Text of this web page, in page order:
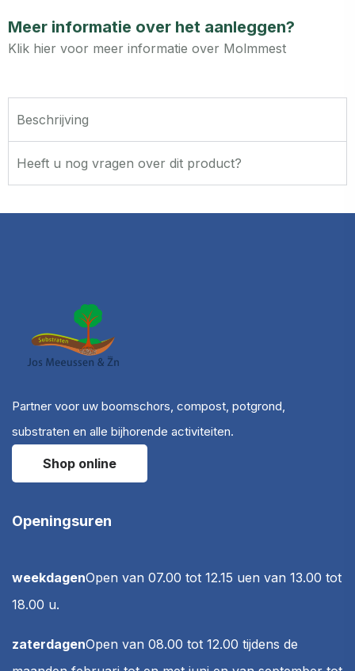
Meer informatie over het aanleggen?
Klik hier voor meer informatie over Molmmest
Beschrijving
Heeft u nog vragen over dit product?
Partner voor uw boomschors, compost, potgrond,
substraten en alle bijhorende activiteiten.
Shop online
Openingsuren
weekdagenOpen van 07.00 tot 12.15 uen van 13.00 tot
18.00 u.
zaterdagenOpen van 08.00 tot 12.00 tijdens de